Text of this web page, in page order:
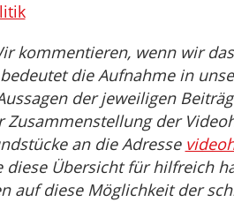
kommentieren, wenn wir
die Aufnahme in
der jeweiligen
Zusammenstellung der
an die Adresse
diese Übersicht für hilfreich
auf diese Möglichkeit der